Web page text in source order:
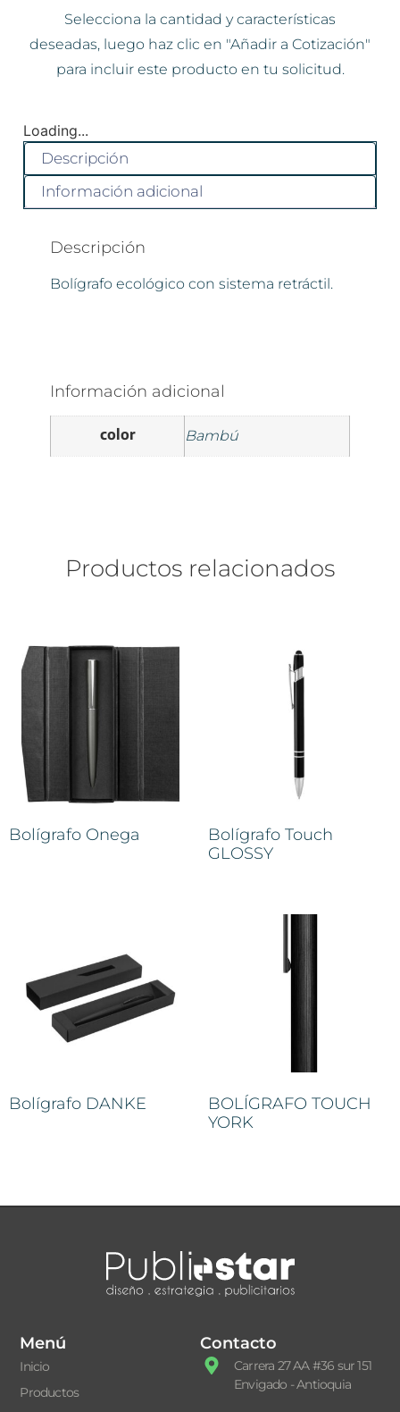
Selecciona la cantidad y características
deseadas, luego haz clic en "Añadir a Cotización"
para incluir este producto en tu solicitud.
Loading...
Descripción
Información adicional
Descripción
Bolígrafo ecológico con sistema retráctil.
Información adicional
color Bambú
Productos relacionados
Bolígrafo Onega
Bolígrafo Touch
GLOSSY
Bolígrafo DANKE
BOLÍGRAFO TOUCH
YORK
Menú
Inicio
Productos
Contacto
Carrera 27 AA #36 sur 151
Envigado - Antioquia